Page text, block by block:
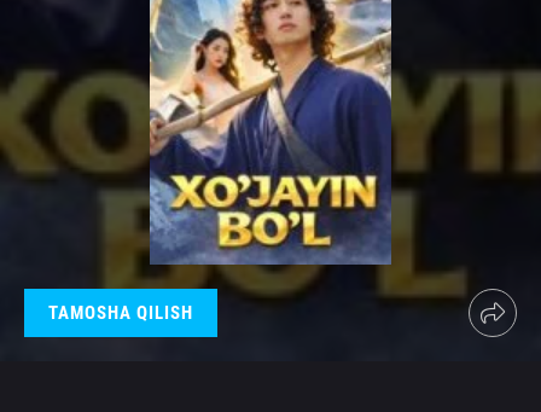
TAMOSHA QILISH